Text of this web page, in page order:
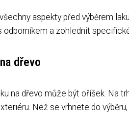
aspekty před výběrem
odborníkem a zohlednit
dřevo
na dřevo může být oříšek. Na
Než se vrhnete do